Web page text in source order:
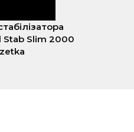
Stab Slim 2000